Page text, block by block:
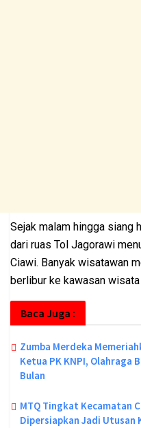
Sejak malam hingga siang
dari ruas Tol Jagorawi
Ciawi. Banyak wisatawan
berlibur ke kawasan
Baca Juga :
Zumba Merdeka
Ketua PK KNPI, Olahraga
Bulan
MTQ Tingkat Kecamatan
Dipersiapkan Jadi Utusan